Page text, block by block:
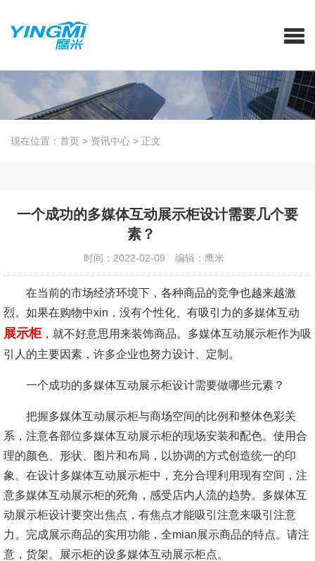
现在位置： 首页 > 资讯中心 > 正文
一个成功的多媒体互动展示柜设计需要几个要
素？
时间：2022-02-09 编辑：鹰米
在当前的市场经济环境下，各种商品的竞争也越来越激
烈。如果在购物中xin，没有个性化、有吸引力的多媒体互动
展示柜 ，就不好意思用来装饰商品。多媒体互动展示柜作为吸
引人的主要因素，许多企业也努力设计、定制。
一个成功的多媒体互动展示柜设计需要做哪些元素？
把握多媒体互动展示柜与商场空间的比例和整体色彩关
系，注意各部位多媒体互动展示柜的现场安装和配色。使用合
理的颜色、形状、图片和布局，以协调的方式创造统一的印
象。在设计多媒体互动展示柜中，充分合理利用现有空间，注
意多媒体互动展示柜的死角，感受店内人流的趋势。多媒体互
动展示柜设计要突出焦点，有焦点才能吸引注意来吸引注意
力。完成展示商品的实用功能，全mian展示商品的特点。请注
意，货架。展示柜的设多媒体互动展示柜点。